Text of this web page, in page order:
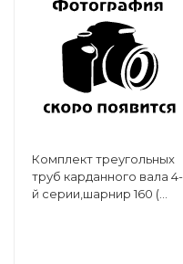
Комплект треугольных
труб карданного вала 4-
й серии,шарнир 160 (